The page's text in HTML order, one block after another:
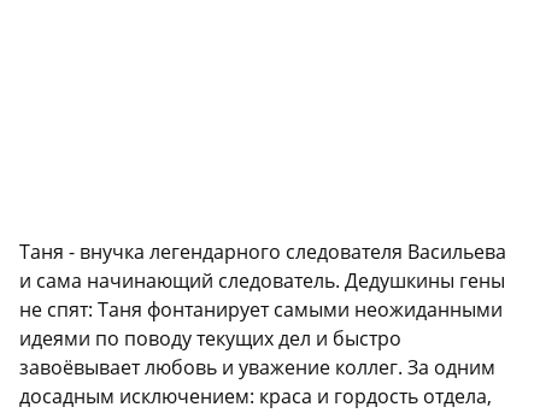
Таня - внучка легендарного следователя Васильева
и сама начинающий следователь. Дедушкины гены
не спят: Таня фонтанирует самыми неожиданными
идеями по поводу текущих дел и быстро
завоёвывает любовь и уважение коллег. За одним
досадным исключением: краса и гордость отдела,